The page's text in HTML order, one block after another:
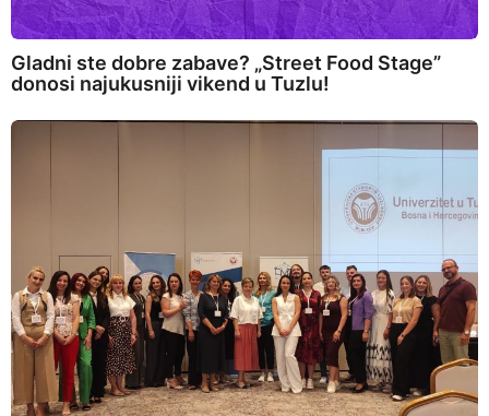
Gladni ste dobre zabave? „Street Food Stage”
donosi najukusniji vikend u Tuzlu!